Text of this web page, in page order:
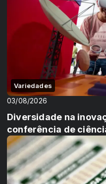
Variedades
03/08/2026
Diversidade na
conferência de